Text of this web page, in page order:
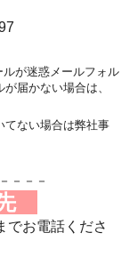
が迷惑メールフォル
届かない場合は、
ない場合は弊社事
－－－
お電話くださ